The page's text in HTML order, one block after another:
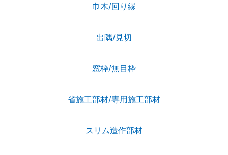
巾木/回り縁
出隅/見切
窓枠/無目枠
省施工部材/専用施工部材
スリム造作部材